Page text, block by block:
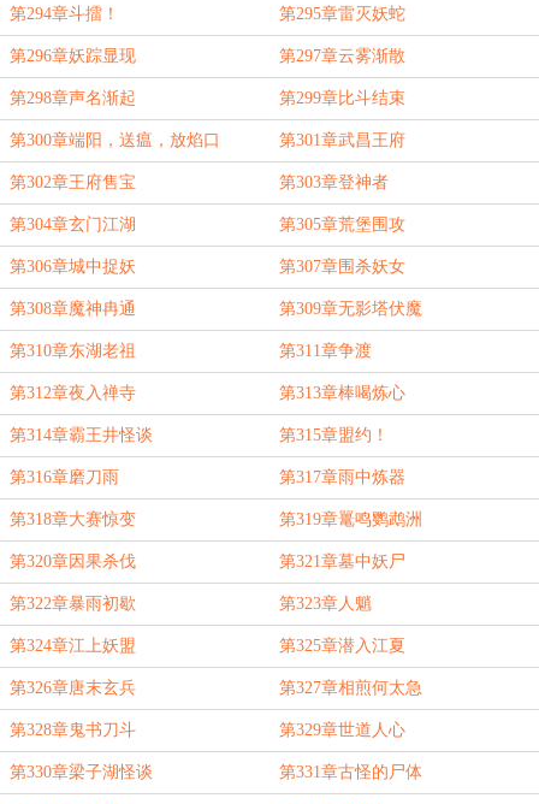
第294章斗擂！ 第295章雷灭妖蛇
第296章妖踪显现 第297章云雾渐散
第298章声名渐起 第299章比斗结束
第300章端阳，送瘟，放焰口 第301章武昌王府
第302章王府售宝 第303章登神者
第304章玄门江湖 第305章荒堡围攻
第306章城中捉妖 第307章围杀妖女
第308章魔神冉通 第309章无影塔伏魔
第310章东湖老祖 第311章争渡
第312章夜入禅寺 第313章棒喝炼心
第314章霸王井怪谈 第315章盟约！
第316章磨刀雨 第317章雨中炼器
第318章大赛惊变 第319章鼍鸣鹦鹉洲
第320章因果杀伐 第321章墓中妖尸
第322章暴雨初歇 第323章人魈
第324章江上妖盟 第325章潜入江夏
第326章唐末玄兵 第327章相煎何太急
第328章鬼书刀斗 第329章世道人心
第330章梁子湖怪谈 第331章古怪的尸体